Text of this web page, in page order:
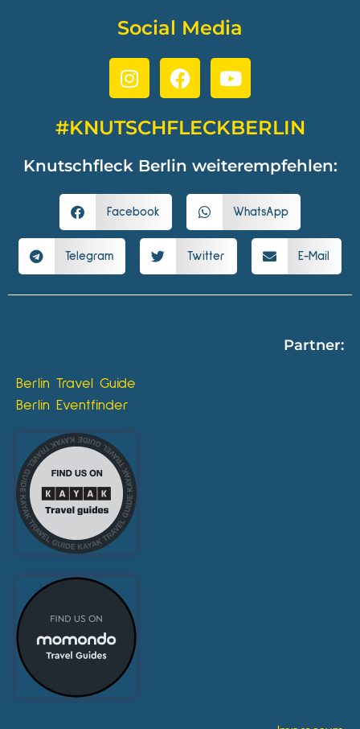
Social Media
#KNUTSCHFLECKBERLIN
Knutschfleck Berlin weiterempfehlen:
Facebook WhatsApp
Telegram Twitter E-Mail
Partner:
Berlin Travel Guide
Berlin Eventfinder